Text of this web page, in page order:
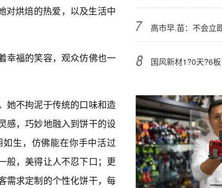
对烘焙的热爱，以及生活中
幸福的笑容，观众仿佛也一
她不拘泥于传统的口味和造
感，巧妙地融入到饼干的设
生，仿佛能在你手中活过
般，美得让人不忍下口；更
需求定制的个性化饼干，每